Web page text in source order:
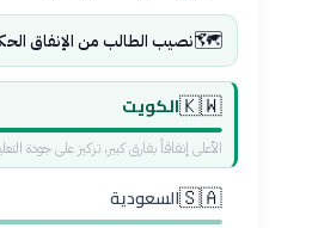
🗺️نصيب الطالب من الإنفاق
🇰🇼الكويت
الأعلى إنفاقاً بفارق كبير، تركيز على جودة
🇸🇦السعودية